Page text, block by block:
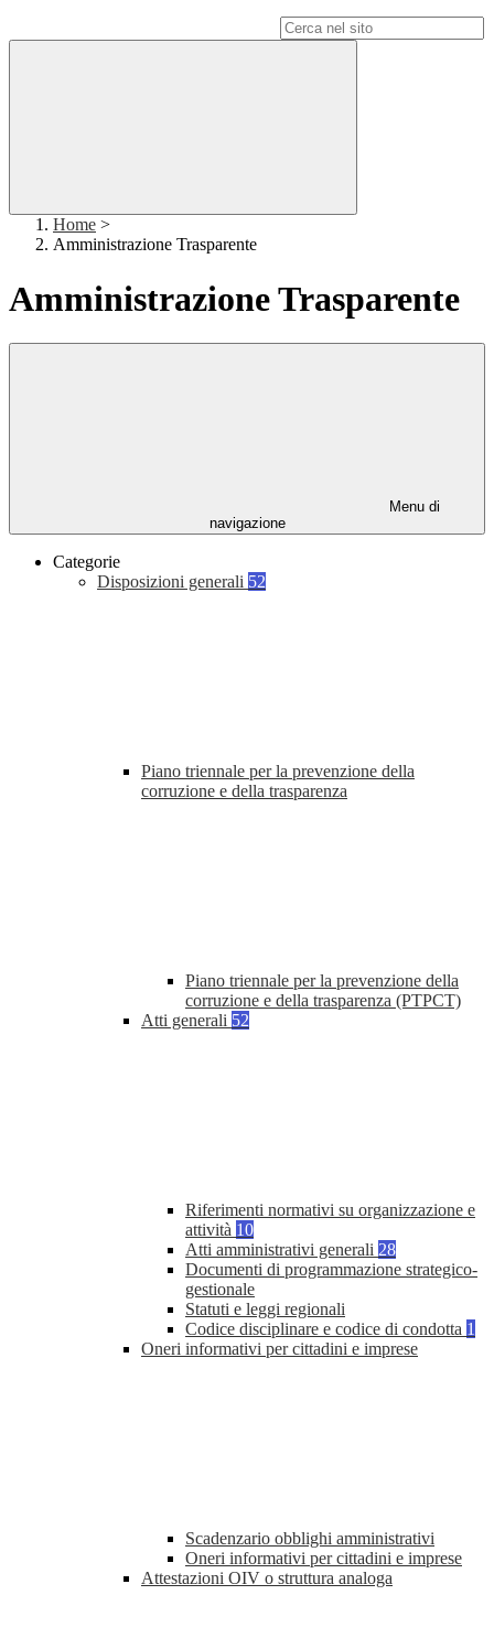
Home >
Amministrazione Trasparente
Amministrazione Trasparente
Menu di
navigazione
Categorie
Disposizioni generali 52
Piano triennale per la prevenzione della
corruzione e della trasparenza
Piano triennale per la prevenzione della
corruzione e della trasparenza (PTPCT)
Atti generali 52
Riferimenti normativi su organizzazione e
attività 10
Atti amministrativi generali 28
Documenti di programmazione strategico-
gestionale
Statuti e leggi regionali
Codice disciplinare e codice di condotta 1
Oneri informativi per cittadini e imprese
Scadenzario obblighi amministrativi
Oneri informativi per cittadini e imprese
Attestazioni OIV o struttura analoga